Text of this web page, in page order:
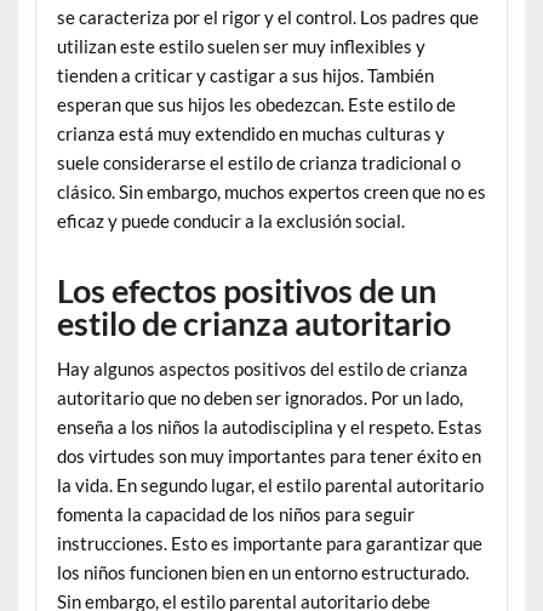
se caracteriza por el rigor y el control. Los padres que
utilizan este estilo suelen ser muy inflexibles y
tienden a criticar y castigar a sus hijos. También
esperan que sus hijos les obedezcan. Este estilo de
crianza está muy extendido en muchas culturas y
suele considerarse el estilo de crianza tradicional o
clásico. Sin embargo, muchos expertos creen que no es
eficaz y puede conducir a la exclusión social.
Los efectos positivos de un
estilo de crianza autoritario
Hay algunos aspectos positivos del estilo de crianza
autoritario que no deben ser ignorados. Por un lado,
enseña a los niños la autodisciplina y el respeto. Estas
dos virtudes son muy importantes para tener éxito en
la vida. En segundo lugar, el estilo parental autoritario
fomenta la capacidad de los niños para seguir
instrucciones. Esto es importante para garantizar que
los niños funcionen bien en un entorno estructurado.
Sin embargo, el estilo parental autoritario debe